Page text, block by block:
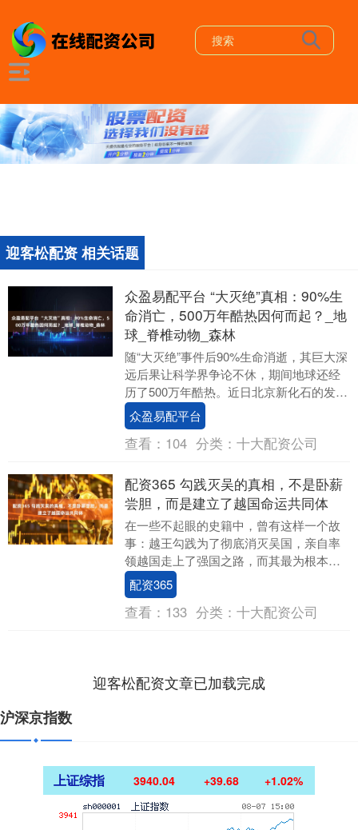
迎客松配资 相关话题
众盈易配平台 “大灭绝”真相：90%生
命消亡，500万年酷热因何而起？_地
球_脊椎动物_森林
随“大灭绝”事件后90%生命消逝，其巨大深
远后果让科学界争论不休，期间地球还经
历了500万年酷热。近日北京新化石的发
现，似乎揭开了这一谜团。 我们常认为“小
行星....
众盈易配平台
查看： 104 分类： 十大配资公司
配资365 勾践灭吴的真相，不是卧薪
尝胆，而是建立了越国命运共同体
在一些不起眼的史籍中，曾有这样一个故
事：越王勾践为了彻底消灭吴国，亲自率
领越国走上了强国之路，而其最为根本的
策略，便是以推动生育为国家振兴的基
石。这一策略，最终....
配资365
查看： 133 分类： 十大配资公司
迎客松配资文章已加载完成
沪深京指数
上证综指 3940.04 +39.68 +1.02%